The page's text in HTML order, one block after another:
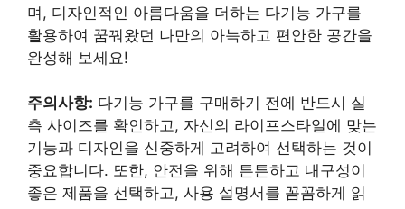
며, 디자인적인 아름다움을 더하는 다기능 가구를
활용하여 꿈꿔왔던 나만의 아늑하고 편안한 공간을
완성해 보세요!
주의사항: 다기능 가구를 구매하기 전에 반드시 실
측 사이즈를 확인하고, 자신의 라이프스타일에 맞는
기능과 디자인을 신중하게 고려하여 선택하는 것이
중요합니다. 또한, 안전을 위해 튼튼하고 내구성이
좋은 제품을 선택하고, 사용 설명서를 꼼꼼하게 읽